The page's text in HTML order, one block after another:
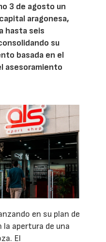
3 de agosto un
aragonesa,
hasta seis
su
basada en el
asesoramiento
en su plan de
apertura de una
El